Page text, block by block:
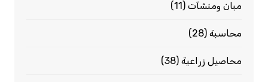
مبان ومنشآت(11)
محاسبة(28)
محاصيل زراعية(38)